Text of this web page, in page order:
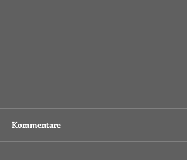
Kommentare